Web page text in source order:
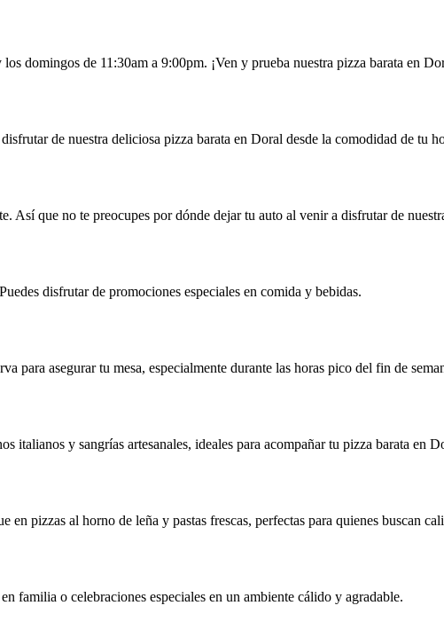
domingos de 11:30am a 9:00pm. ¡Ven y prueba nuestra pizza barata en
de nuestra deliciosa pizza barata en Doral desde la comodidad de tu
Así que no te preocupes por dónde dejar tu auto al venir a disfrutar de
disfrutar de promociones especiales en comida y bebidas.
para asegurar tu mesa, especialmente durante las horas pico del fin de
italianos y sangrías artesanales, ideales para acompañar tu pizza barata en
pizzas al horno de leña y pastas frescas, perfectas para quienes buscan
familia o celebraciones especiales en un ambiente cálido y agradable.